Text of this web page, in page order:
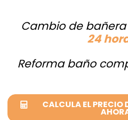
Cambio de
24
Reforma baño
CALCULA EL PRECIO